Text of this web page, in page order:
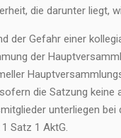
die darunter liegt,
der Gefahr einer
der
die Satzung
unterliegen
Satz 1 AktG.